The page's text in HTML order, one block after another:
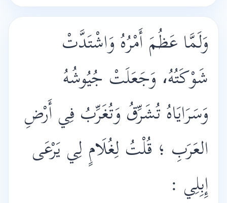
وَلَمَّا عَظُمَ أَمْرُهُ وَاشْتَدَّتْ
شَوْكَتُهُ، وَجَعَلَتْ جُيُوشُهُ
وَسَرَايَاهُ تُشَرِّقُ وَتُغَرِّبُ فِي أَرْضِ
العَرَبِ ؛ قُلْتُ لِغُلَامٍ لِي يَرْعَى
إِبِلِي :